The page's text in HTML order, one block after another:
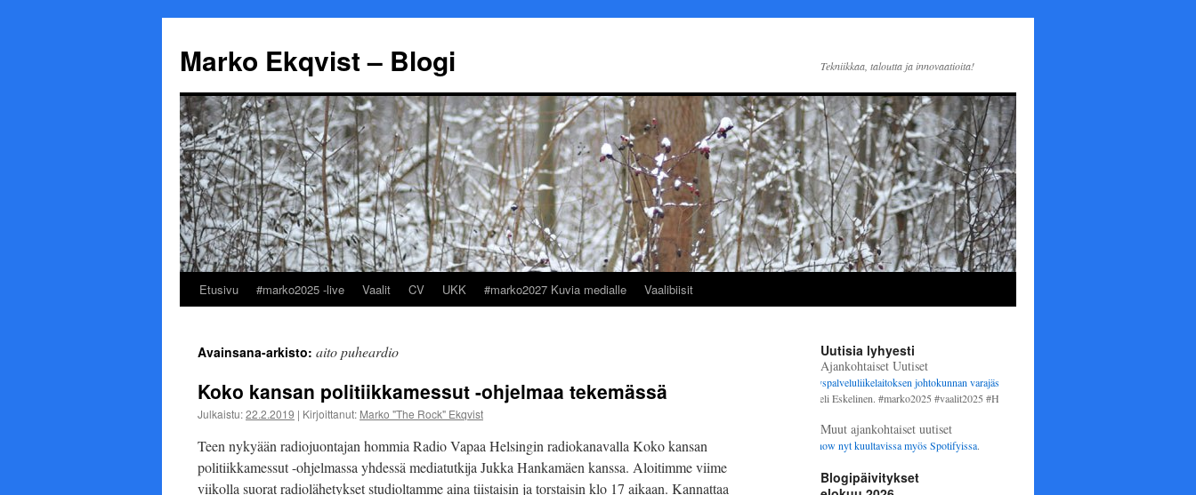
Marko Ekqvist – Blogi Tekniikkaa, taloutta ja innovaatioita!
Siirry
Etusivu #marko2025 -live Vaalit CV UKK #marko2027 Kuvia medialle Vaalibiisit
Avainsana-arkisto: aito puheardio
Koko kansan politiikkamessut -ohjelmaa tekemässä
Julkaistu:22.2.2019 | Kirjoittanut: Marko "The Rock" Ekqvist
Teen nykyään radiojuontajan hommia Radio Vapaa Helsingin radiokanavalla Koko kansan
politiikkamessut -ohjelmassa yhdessä mediatutkija Jukka Hankamäen kanssa. Aloitimme viime
viikolla suorat radiolähetykset studioltamme aina tiistaisin ja torstaisin klo 17 aikaan. Kannattaa
Uutisia lyhyesti
Ajankohtaiset Uutiset
Työllisyyspalveluliikelaitoksen johtokunnan varajäseneksi1.6.2025 alkaen. Varsinaisena
jäsenenenämme toimii Heli Eskelinen. #marko2025 #vaalit2025 #Helsinki #perussuomalaiset
Muut ajankohtaiset uutiset
Marko Ekqvist – Talk Show nyt kuultavissa myösSpotifyissa.
Blogipäivitykset